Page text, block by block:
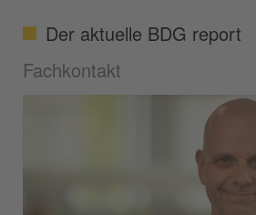
Der aktuelle BDG report
Fachkontakt